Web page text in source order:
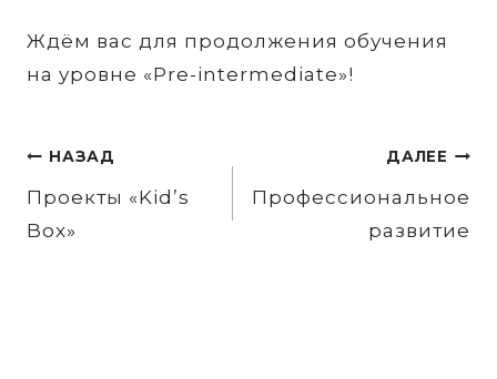
Ждём вас для продолжения обучения
на уровне «Pre-intermediate»!
Навигация
по
НАЗАД
Проекты «Kid’s
Box»
ДАЛЕЕ
Профессиональное
развитие